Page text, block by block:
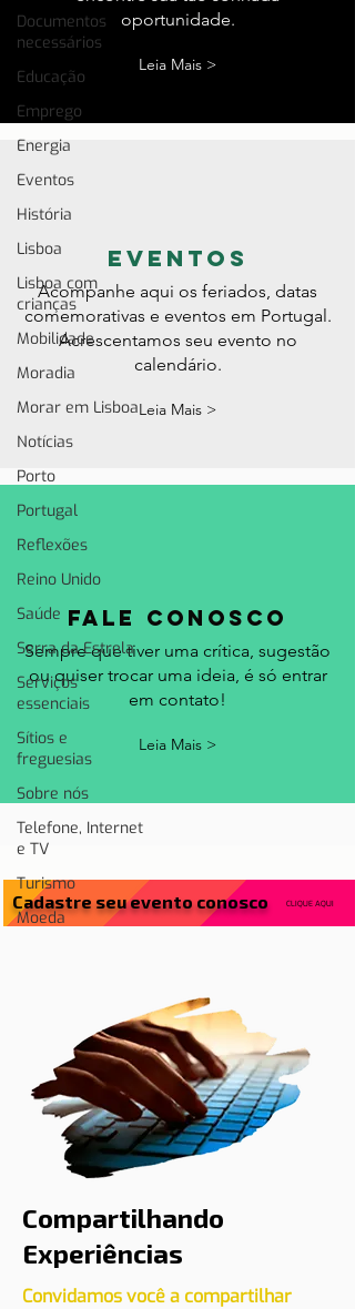
Documentos
necessários
Educação
Emprego
Energia
Eventos
História
Lisboa
Lisboa com
crianças
Mobilidade
Moradia
Morar em Lisboa
Notícias
Porto
Portugal
Reflexões
Reino Unido
Saúde
Serra da Estrela
Serviços
essenciais
Sítios e
freguesias
Sobre nós
Telefone, Internet
e TV
Turismo
Moeda
oportunidade.
Leia Mais >
eventos
Acompanhe aqui os feriados, datas
comemorativas e eventos em Portugal.
Acrescentamos seu evento no
calendário.
Leia Mais >
fale conosco
Sempre que tiver uma crítica, sugestão
ou quiser trocar uma ideia, é só entrar
em contato!
Leia Mais >
Cadastre seu evento conosco CLIQUE AQUI
Compartilhando
Experiências
Convidamos você a compartilhar